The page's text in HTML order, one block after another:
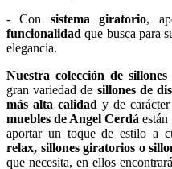
- Con sistema giratorio,
funcionalidadque busca para
elegancia.
Nuestra colección de sillones
gran variedad de sillones de
más alta calidad y de
muebles de Angel Cerdá
aportar un toque de estilo a
relax, sillones giratorios o
que necesita, en ellos